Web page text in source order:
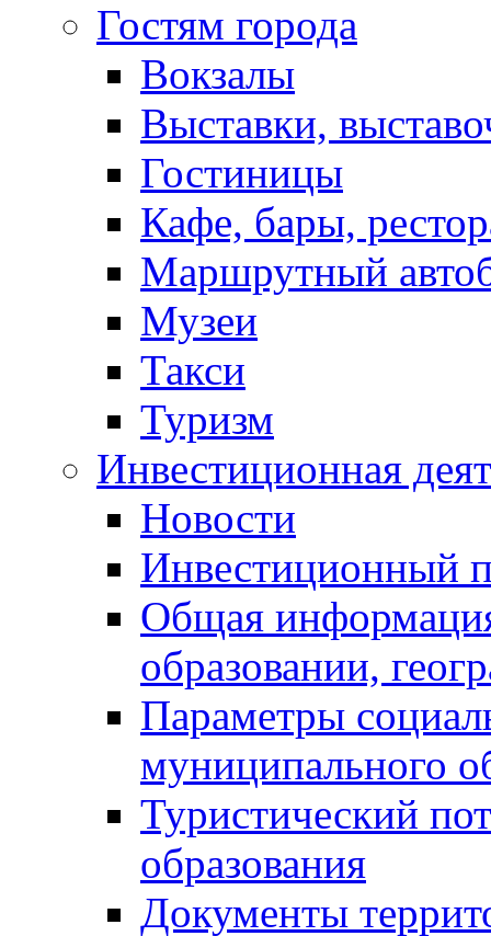
Гостям города
Вокзалы
Выставки,
Гостиницы
Кафе, бары,
Маршрутный
Музеи
Такси
Туризм
Инвестиционная
Новости
Инвестиционный
Общая
образовании,
Параметры
муниципального
Туристический
образования
Документы